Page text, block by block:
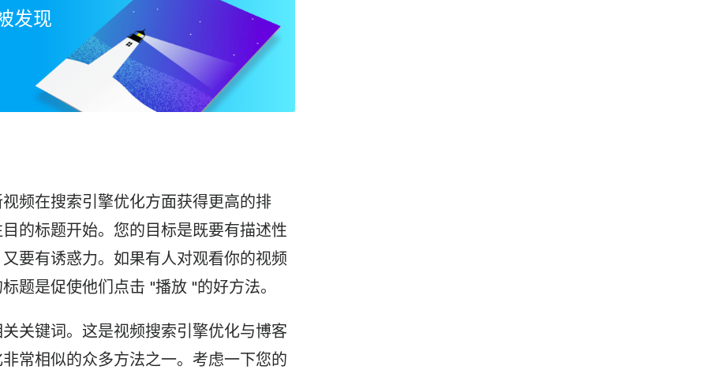
发现
频在搜索引擎优化方面获得更高的排
的标题开始。您的目标是既要有描述性
要有诱惑力。如果有人对观看你的视频
题是促使他们点击 "播放 "的好方法。
关键词。这是视频搜索引擎优化与博客
常相似的众多方法之一。考虑一下您的